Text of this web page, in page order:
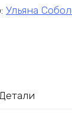
Ульяна
Детали